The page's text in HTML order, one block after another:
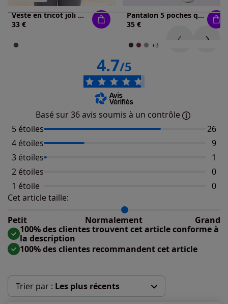
Veste en tricot joli motif à rayures
33 €
Pantalon 5 poches qualité extensible
35 €
+3
4.7/5
Basé sur 36 avis soumis à un contrôle
5 étoiles
26
4 étoiles
9
3 étoiles
1
2 étoiles
0
1 étoile
0
Cet article taille:
Petit
Normalement Grand
Répartition du taillant selon les avis clients
Taille normalement : 85%
Taille grand : 15%
100% des clientes trouvent cet article conforme à
la description
100% des clientes recommandent cet article
Trier par : Les plus récents